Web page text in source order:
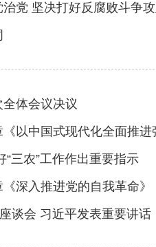
党 坚决打好反腐败斗争
体会议决议
以中国式现代化全面推进
三农”工作作出重要指示
深入推进党的自我革命》
谈会 习近平发表重要讲话